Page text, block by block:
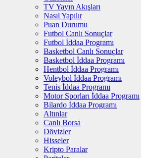
TV Yayın Akışları
Nasıl Yapılır
Puan Durumu
Futbol Canlı Sonuçlar
Futbol İddaa Programı
Basketbol Canlı Sonuçlar
Basketbol İddaa Programı
Hentbol İddaa Programı
Voleybol İddaa Programı
Tenis İddaa Programı
Motor Sporları İddaa Programı
Bilardo İddaa Programı
Altınlar
Canlı Borsa
Dövizler
Hisseler
Kripto Paralar